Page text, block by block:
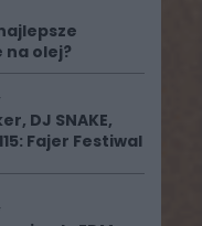
olej?
DJ SNAKE,
Fajer Festiwal